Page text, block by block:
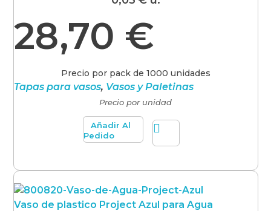
28,70 €
Precio por pack de 1000 unidades
Tapas para vasos, Vasos y Paletinas
Precio por unidad
Añadir Al
Pedido
Vaso de plastico Project Azul para Agua